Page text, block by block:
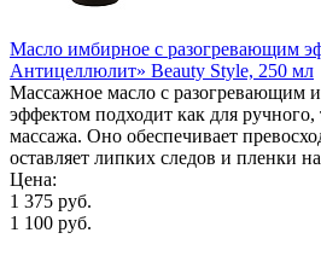
Масло имбирное с разогревающим
Антицеллюлит» Beauty Style, 250 мл
Массажное масло с разогревающим
эффектом подходит как для ручного,
массажа. Оно обеспечивает
оставляет липких следов и пленки
Цена:
1 375 руб.
1 100 руб.